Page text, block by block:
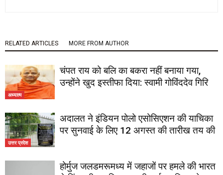
RELATED ARTICLES MORE FROM AUTHOR
अध्यात्म
चंपत राय को बलि का बकरा नहीं बनाया गया,
उन्होंने खुद इस्तीफा दिया: स्वामी गोविंददेव गिरि
उत्तर प्रदेश
अदालत ने इंडियन पोलो एसोसिएशन की याचिका
पर सुनवाई के लिए 12 अगस्त की तारीख तय की
होर्मुज जलडमरूमध्य में जहाजों पर हमले की भारत